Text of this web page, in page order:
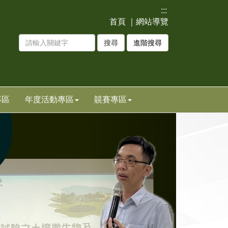
:::
首頁
網站導覽
進階搜尋
年度活動專區 竸賽專區
一
張